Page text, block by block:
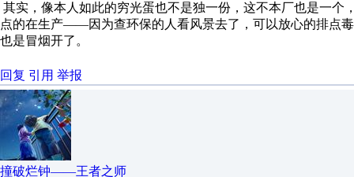
其实，像本人如此的穷光蛋也不是独一份，这不本厂也是一
点的在生产——因为查环保的人看风景去了，可以放心的排点
也是冒烟开了。
回复 引用 举报
撞破烂钟——王者之师